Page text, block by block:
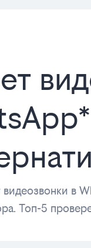
в
Топ-5